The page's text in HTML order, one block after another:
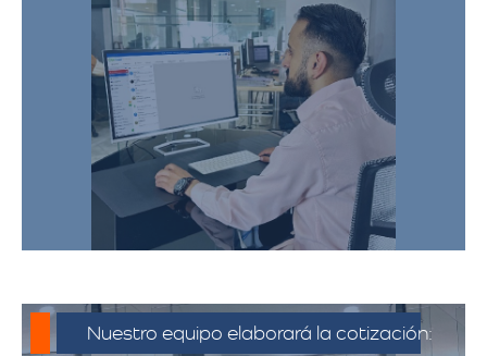
Debe proporcionar información detallada
sobre la mudanza, incluyendo la dirección
de origen y destino, el tipo y cantidad de
pertenencias.​
Nuestro equipo elaborará la cotización: